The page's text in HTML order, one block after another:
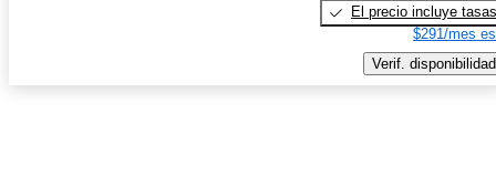
El precio incluye tasas
$291/mes
Verif. disponibilidad